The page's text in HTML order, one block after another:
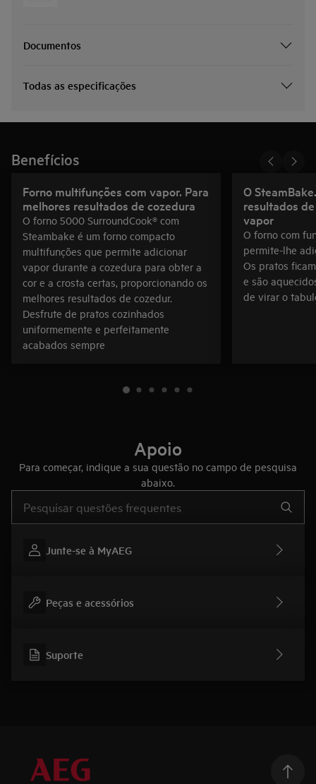
Documentos
Todas as especificações
Benefícios
Forno multifunções com vapor. Para
melhores resultados de cozedura
O forno 5000 SurroundCook® com
Steambake é um forno compacto
multifunções que permite adicionar
vapor durante a cozedura para obter a
cor e a crosta certas, proporcionando os
melhores resultados de cozedur.
Desfrute de pratos cozinhados
uniformemente e perfeitamente
acabados sempre
O
resultados
vapor
O forno com
permite-lhe
Os pratos
e são
de virar o
Apoio
Para começar, indique a sua questão no campo de pesquisa
abaixo.
Junte-se à MyAEG
Peças e acessórios
Suporte